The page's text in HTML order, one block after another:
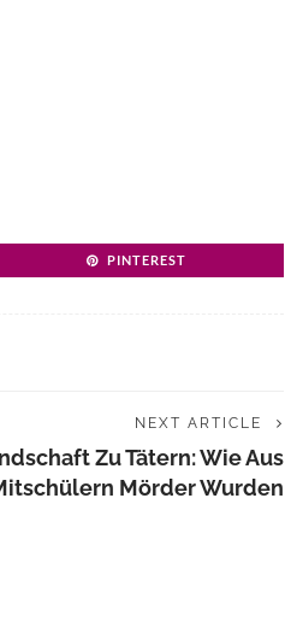
PINTEREST
NEXT ARTICLE
Zu Tätern: Wie Aus
Mörder Wurden